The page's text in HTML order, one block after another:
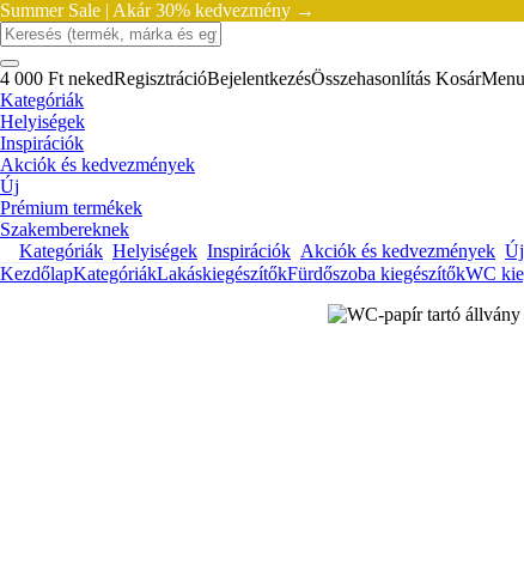
Summer Sale | Akár 30% kedvezmény →
4 000 Ft nekedRegisztrációBejelentkezésÖsszehasonlítás KosárMenu
Kategóriák
Helyiségek
Inspirációk
Akciók és kedvezmények
Új
Prémium termékek
Szakembereknek
Kategóriák Helyiségek Inspirációk Akciók és kedvezmények Új
KezdőlapKategóriákLakáskiegészítőkFürdőszoba kiegészítőkWC